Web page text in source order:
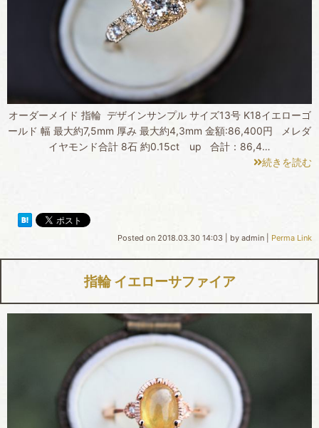
オーダーメイド 指輪 デザインサンプル サイズ13号 K18イエローゴ
ールド 幅 最大約7,5mm 厚み 最大約4,3mm 金額:86,400円 メレダ
イヤモンド合計 8石 約0.15ct up 合計：86,4…
続きを読む
Posted on 2018.03.30 14:03 by admin Perma Link
指輪 イエローサファイア